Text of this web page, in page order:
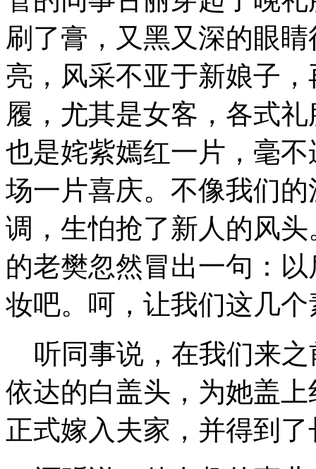
刷了膏，又黑又深的眼
亮，风采不亚于新娘子
履，尤其是女客，各式
也是姹紫嫣红一片，毫
场一片喜庆。不像我们
调，生怕抢了新人的风
的老樊忽然冒出一句：
妆吧。呵，让我们这几
听同事说，在我们来
依达的白盖头，为她盖
正式嫁入夫家，并得到